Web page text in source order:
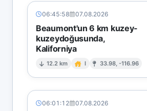
06:45:58 07.08.2026
Beaumont'un 6 km kuzey-
kuzeydoğusunda,
Kaliforniya
12.2 km I 33.98, -116.96
06:01:12 07.08.2026